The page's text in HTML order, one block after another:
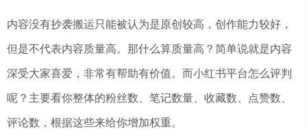
内容没有抄袭搬运只能被认为是原创较高，创作能力较好，
但是不代表内容质量高。那什么算质量高？简单说就是内容
深受大家喜爱，非常有帮助有价值。而小红书平台怎么评判
呢？主要看你整体的粉丝数、笔记数量、收藏数、点赞数、
评论数，根据这些来给你增加权重。